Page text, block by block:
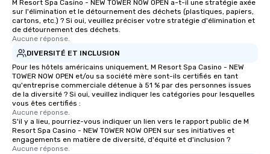
M Resort Spa Casino - NEW TOWER NOW OPEN a-t-il une stratégie axée
sur l'élimination et le détournement des déchets (plastiques, papiers,
cartons, etc.) ? Si oui, veuillez préciser votre stratégie d'élimination et
de détournement des déchets.
Aucune réponse.
DIVERSITÉ ET INCLUSION
Pour les hôtels américains uniquement, M Resort Spa Casino - NEW
TOWER NOW OPEN et/ou sa société mère sont-ils certifiés en tant
qu'entreprise commerciale détenue à 51 % par des personnes issues
de la diversité ? Si oui, veuillez indiquer les catégories pour lesquelles
vous êtes certifiés :
Aucune réponse.
S'il y a lieu, pourriez-vous indiquer un lien vers le rapport public de M
Resort Spa Casino - NEW TOWER NOW OPEN sur ses initiatives et
engagements en matière de diversité, d'équité et d'inclusion ?
Aucune réponse.